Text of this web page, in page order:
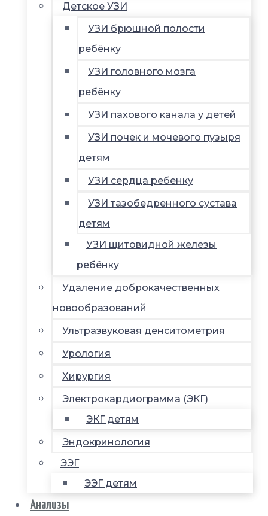
Детское УЗИ
УЗИ брюшной полости
ребёнку
УЗИ головного мозга
ребёнку
УЗИ пахового канала у детей
УЗИ почек и мочевого пузыря
детям
УЗИ сердца ребенку
УЗИ тазобедренного сустава
детям
УЗИ щитовидной железы
ребёнку
Удаление доброкачественных
новообразований
Ультразвуковая денситометрия
Урология
Хирургия
Электрокардиограмма (ЭКГ)
ЭКГ детям
Эндокринология
ЭЭГ
ЭЭГ детям
Анализы